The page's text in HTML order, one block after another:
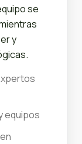
se
y
equipos